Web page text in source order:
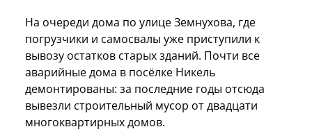
На очереди дома по улице Земнухова, где
погрузчики и самосвалы уже приступили к
вывозу остатков старых зданий. Почти все
аварийные дома в посёлке Никель
демонтированы: за последние годы отсюда
вывезли строительный мусор от двадцати
многоквартирных домов.